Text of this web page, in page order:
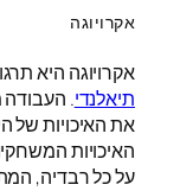
אקרויוגה
אקרויוגה היא
תיאלנדי. העבודה
את האיכויות של
האיכויות
על כל רבדיה,